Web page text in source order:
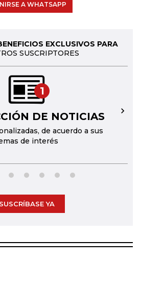
A WHATSAPP
EXCLUSIVOS PARA
SUSCRIPTORES
1
DE NOTICIAS
de acuerdo a sus
de interés
→
SUSCRÍBASE YA